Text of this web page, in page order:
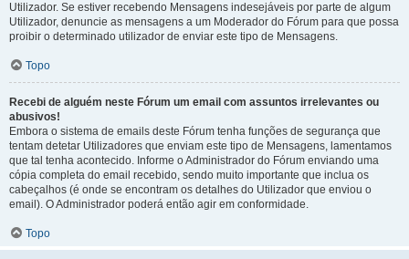
Utilizador. Se estiver recebendo Mensagens indesejáveis por parte de algum
Utilizador, denuncie as mensagens a um Moderador do Fórum para que possa
proibir o determinado utilizador de enviar este tipo de Mensagens.
Topo
Recebi de alguém neste Fórum um email com assuntos irrelevantes ou
abusivos!
Embora o sistema de emails deste Fórum tenha funções de segurança que
tentam detetar Utilizadores que enviam este tipo de Mensagens, lamentamos
que tal tenha acontecido. Informe o Administrador do Fórum enviando uma
cópia completa do email recebido, sendo muito importante que inclua os
cabeçalhos (é onde se encontram os detalhes do Utilizador que enviou o
email). O Administrador poderá então agir em conformidade.
Topo